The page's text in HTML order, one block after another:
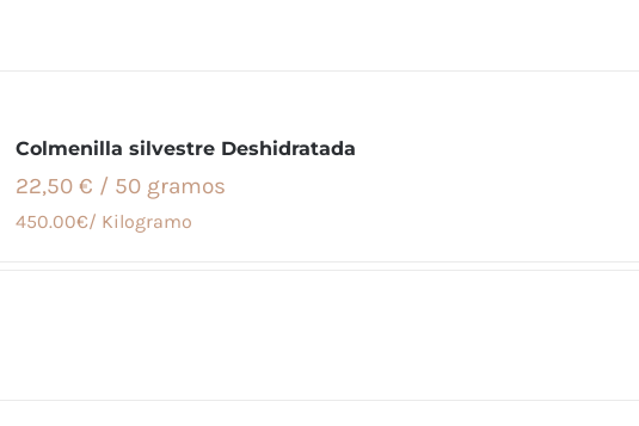
Colmenilla silvestre Deshidratada
22,50 € / 50 gramos
450.00€/ Kilogramo